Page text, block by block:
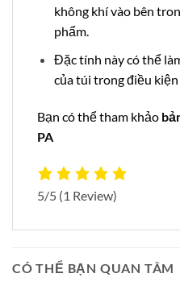
không khí vào bên
phẩm.
Đặc tính này có thể
của túi trong điều
Bạn có thể tham khảo
PA
5/5 (1 Review)
CÓ THỂ BẠN QUAN TÂM